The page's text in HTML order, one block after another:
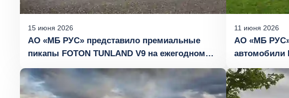
15 июня 2026
АО «МБ РУС» представило премиальные
пикапы FOTON TUNLAND V9 на ежегодном
гольф-турнире в «Агаларов Гольф &
Кантри Клуб»
11 июня 2026
АО «МБ РУС»
автомобили
«День